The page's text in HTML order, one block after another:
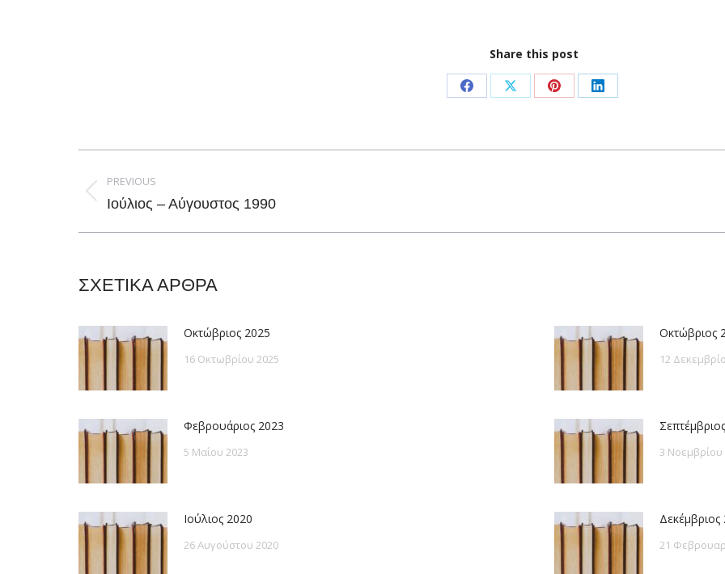
Share this post
Share
Facebook
Share
X
Share
Pinterest
Share
LinkedIn
navigation
PREVIOUS
Previous
Ιούλιος – Αύγουστος 1990
ΣΧΕΤΙΚΑ ΑΡΘΡΑ
Οκτώβριος 2025
16 Οκτωβρίου 2025
Οκτώβριος
12
Φεβρουάριος 2023
5 Μαΐου 2023 3 Νοεμβρίου
Ιούλιος 2020
26 Αυγούστου 2020
Δεκέμβριος
21